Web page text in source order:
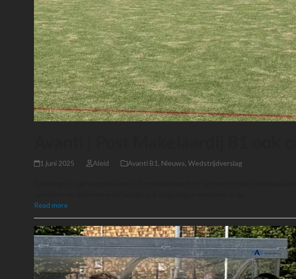
1 juni 2025 Aleid Avanti B1, Nieuws, Wedstrijdverslag
Read more